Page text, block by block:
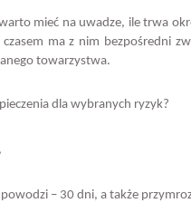
mieć na uwadze, ile trwa
ma z nim bezpośredni
towarzystwa.
dla wybranych ryzyk?
– 30 dni, a także